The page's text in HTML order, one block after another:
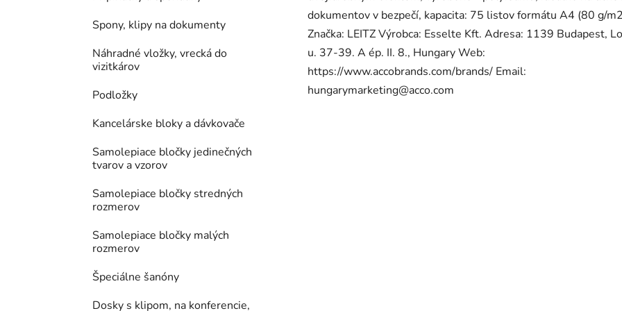
Spony, klipy na dokumenty
Náhradné vložky, vrecká do
vizitkárov
Podložky
Kancelárske bloky a dávkovače
Samolepiace bločky jedinečných
tvarov a vzorov
Samolepiace bločky stredných
rozmerov
Samolepiace bločky malých
rozmerov
Špeciálne šanóny
Dosky s klipom, na konferencie,
dokumentov v bezpečí, kapacita: 75 listov formátu A4 (80 g/
Značka: LEITZ Výrobca: Esselte Kft. Adresa: 1139 Budapest,
u. 37-39. A ép. II. 8., Hungary Web:
https://www.accobrands.com/brands/ Email:
hungarymarketing@acco.com